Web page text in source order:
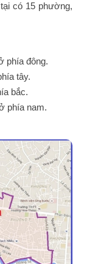
có 15 phường,
phía đông.
tây.
bắc.
phía nam.